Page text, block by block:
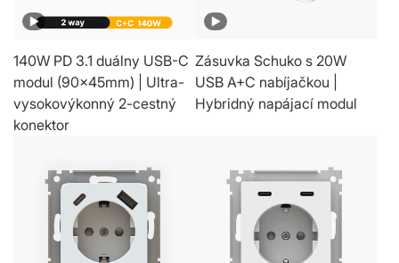
140W PD 3.1 duálny USB-C
modul (90x45mm) | Ultra-
vysokovýkonný 2-cestný
konektor
Zásuvka Schuko s 20W
USB A+C nabíjačkou |
Hybridný napájací modul